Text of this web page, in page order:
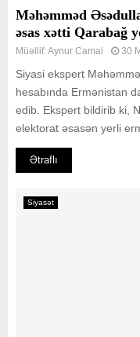
Məhəmməd
əsas xətti Qarabağ
Müəllif:Aynur Camal 30
Siyasi ekspert
hesabında Ermənistan
edib. Ekspert bildirib ki,
elektorat əsasən yerli
Ətraflı
Siyasət